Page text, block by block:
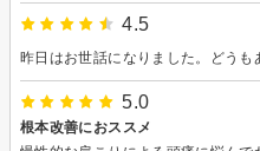
4.5
昨日はお世話になりました。どうも
5.0
根本改善におススメ